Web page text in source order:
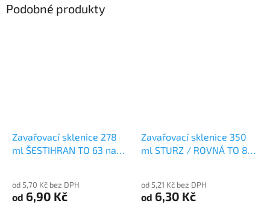
Podobné produkty
Zavařovací sklenice 278
ml ŠESTIHRAN TO 63 na
od 5,70 Kč bez DPH
od 6,90 Kč
Zavařovací sklenice 350
ml STURZ / ROVNÁ TO 82
od 5,21 Kč bez DPH
od 6,30 Kč